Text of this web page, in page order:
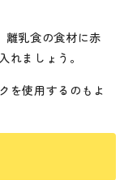
離乳食の食材に赤
れましょう。
を使用するのもよ